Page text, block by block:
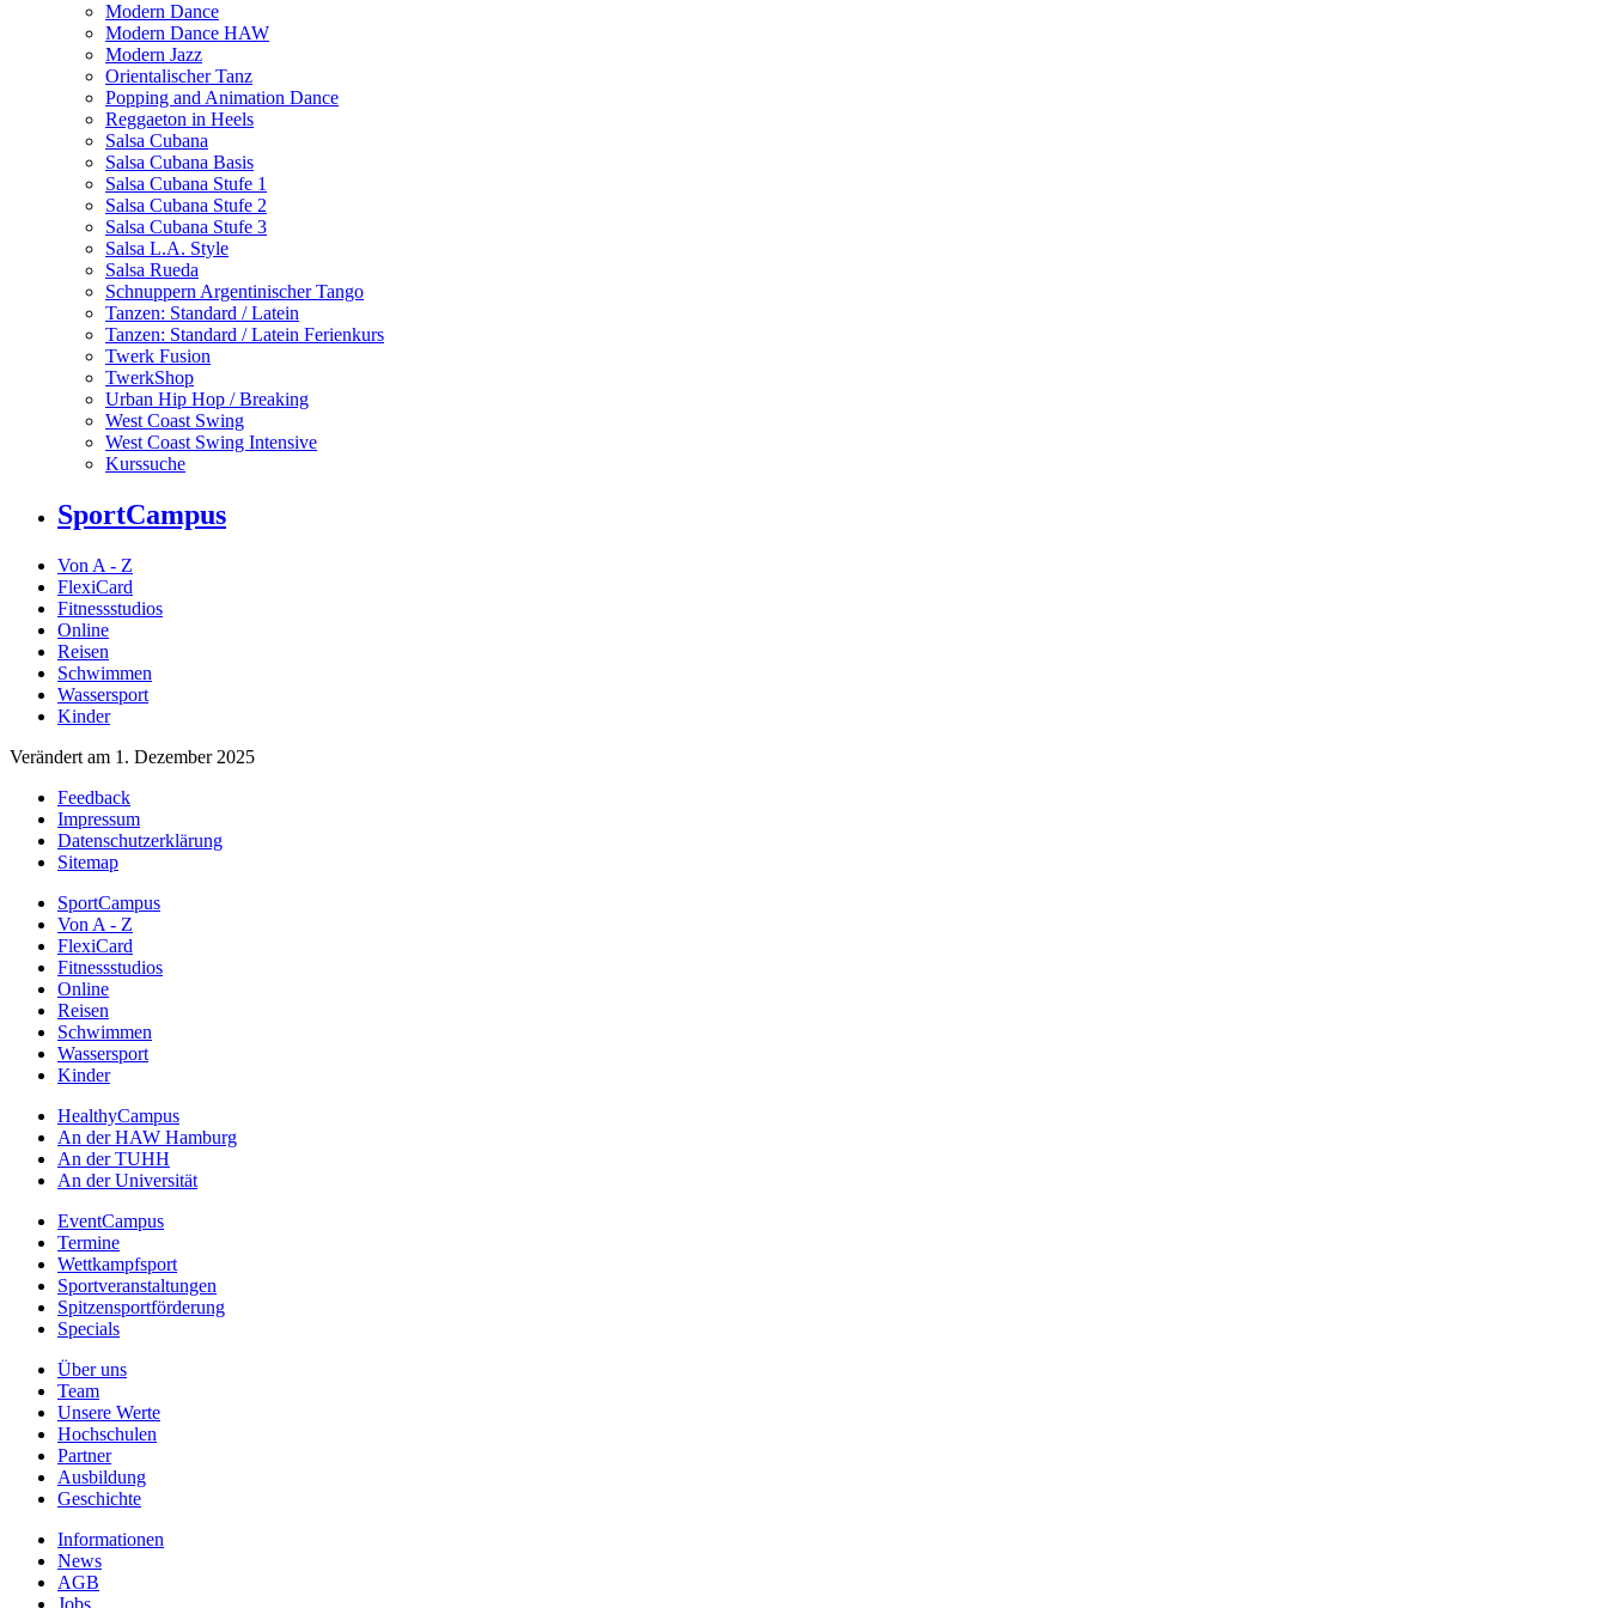
Modern Dance
Modern Dance HAW
Modern Jazz
Orientalischer Tanz
Popping and Animation Dance
Reggaeton in Heels
Salsa Cubana
Salsa Cubana Basis
Salsa Cubana Stufe 1
Salsa Cubana Stufe 2
Salsa Cubana Stufe 3
Salsa L.A. Style
Salsa Rueda
Schnuppern Argentinischer Tango
Tanzen: Standard / Latein
Tanzen: Standard / Latein Ferienkurs
Twerk Fusion
TwerkShop
Urban Hip Hop / Breaking
West Coast Swing
West Coast Swing Intensive
Kurssuche
SportCampus
Von A - Z
FlexiCard
Fitnessstudios
Online
Reisen
Schwimmen
Wassersport
Kinder
Verändert am 1. Dezember 2025
Feedback
Impressum
Datenschutzerklärung
Sitemap
SportCampus
Von A - Z
FlexiCard
Fitnessstudios
Online
Reisen
Schwimmen
Wassersport
Kinder
HealthyCampus
An der HAW Hamburg
An der TUHH
An der Universität
EventCampus
Termine
Wettkampfsport
Sportveranstaltungen
Spitzensportförderung
Specials
Über uns
Team
Unsere Werte
Hochschulen
Partner
Ausbildung
Geschichte
Informationen
News
AGB
Jobs